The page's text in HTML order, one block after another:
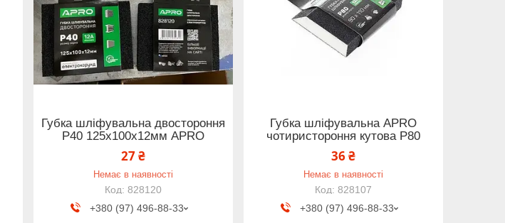
Губка шліфувальна двостороння
Р40 125х100х12мм APRO
27 ₴
Немає в наявності
828120
+380 (97) 496-88-33
Губка шліфувальна APRO
чотиристороння кутова P80
36 ₴
Немає в наявності
828107
+380 (97) 496-88-33